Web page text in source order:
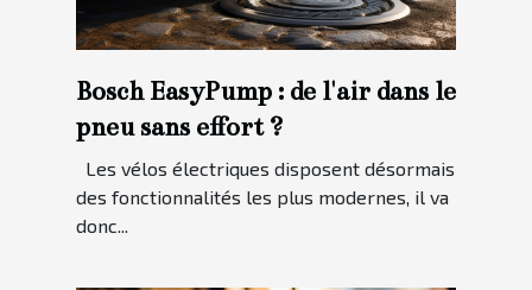
Bosch EasyPump : de l'air dans le
pneu sans effort ?
Les vélos électriques disposent désormais
des fonctionnalités les plus modernes, il va
donc...